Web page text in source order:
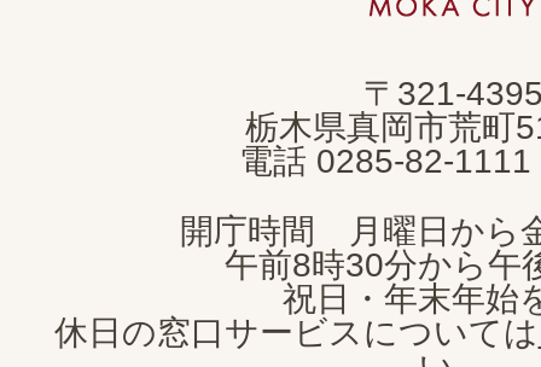
市
CITY
〒321-
栃木県真岡市荒町
電話 0285-82-1111
開庁時間 月曜日から
午前8時30分から午
祝日・年末年始
休日の窓口サービスについては